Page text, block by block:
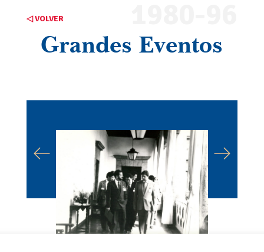
◁ VOLVER
Grandes Eventos